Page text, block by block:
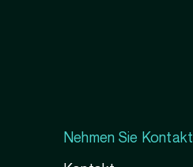
Nehmen Sie Kontakt